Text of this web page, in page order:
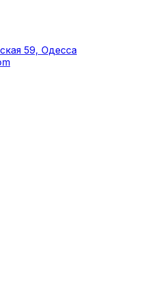
59, Одесса